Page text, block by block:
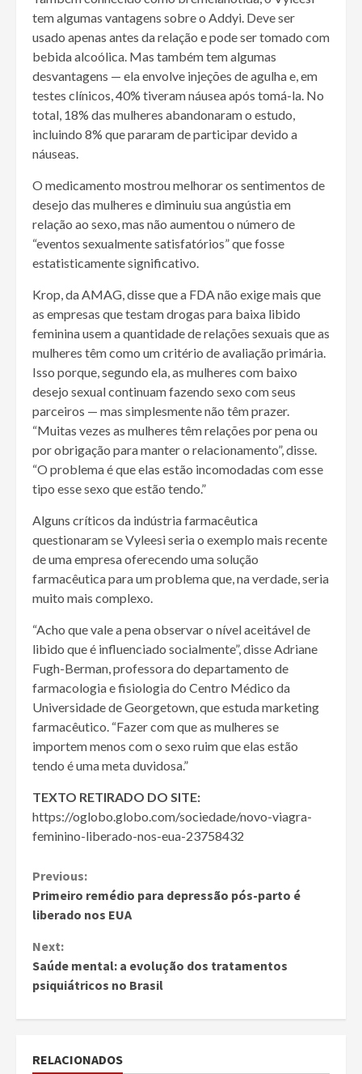
tem algumas vantagens sobre o Addyi. Deve ser
usado apenas antes da relação e pode ser tomado com
bebida alcoólica. Mas também tem algumas
desvantagens — ela envolve injeções de agulha e, em
testes clínicos, 40% tiveram náusea após tomá-la. No
total, 18% das mulheres abandonaram o estudo,
incluindo 8% que pararam de participar devido a
náuseas.
O medicamento mostrou melhorar os sentimentos de
desejo das mulheres e diminuiu sua angústia em
relação ao sexo, mas não aumentou o número de
“eventos sexualmente satisfatórios” que fosse
estatisticamente significativo.
Krop, da AMAG, disse que a FDA não exige mais que
as empresas que testam drogas para baixa libido
feminina usem a quantidade de relações sexuais que as
mulheres têm como um critério de avaliação primária.
Isso porque, segundo ela, as mulheres com baixo
desejo sexual continuam fazendo sexo com seus
parceiros — mas simplesmente não têm prazer.
“Muitas vezes as mulheres têm relações por pena ou
por obrigação para manter o relacionamento”, disse.
“O problema é que elas estão incomodadas com esse
tipo esse sexo que estão tendo.”
Alguns críticos da indústria farmacêutica
questionaram se Vyleesi seria o exemplo mais recente
de uma empresa oferecendo uma solução
farmacêutica para um problema que, na verdade, seria
muito mais complexo.
“Acho que vale a pena observar o nível aceitável de
libido que é influenciado socialmente”, disse Adriane
Fugh-Berman, professora do departamento de
farmacologia e fisiologia do Centro Médico da
Universidade de Georgetown, que estuda marketing
farmacêutico. “Fazer com que as mulheres se
importem menos com o sexo ruim que elas estão
tendo é uma meta duvidosa.”
TEXTO RETIRADO DO SITE:
https://oglobo.globo.com/sociedade/novo-viagra-
feminino-liberado-nos-eua-23758432
Continue
Reading
Previous:
Primeiro remédio para depressão pós-parto é
liberado nos EUA
Next:
Saúde mental: a evolução dos tratamentos
psiquiátricos no Brasil
RELACIONADOS